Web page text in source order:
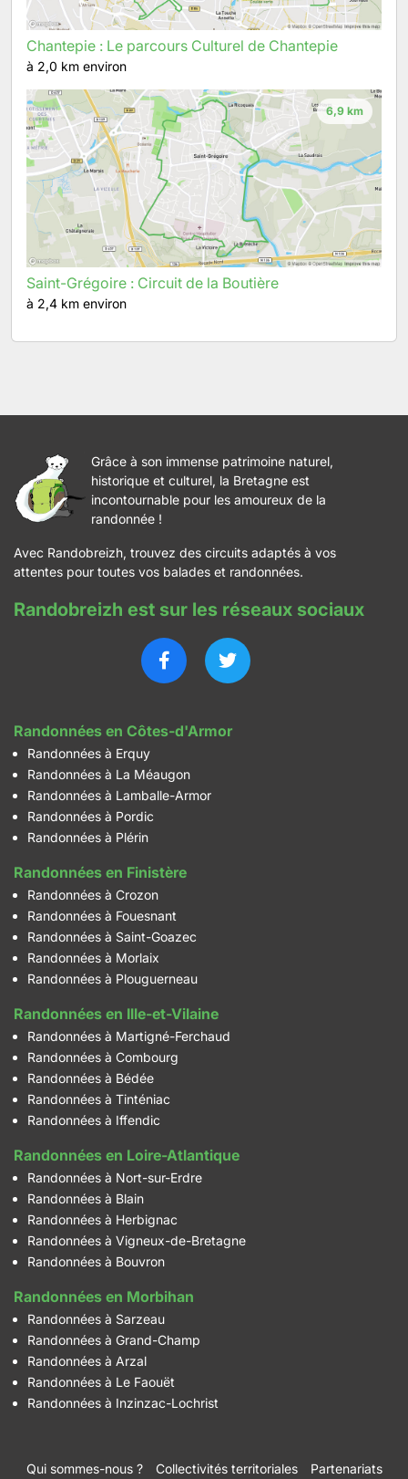
Chantepie : Le parcours Culturel de Chantepie
à 2,0 km environ
6,9 km
Saint-Grégoire : Circuit de la Boutière
à 2,4 km environ
Grâce à son immense patrimoine naturel,
historique et culturel, la Bretagne est
incontournable pour les amoureux de la
randonnée !
Avec Randobreizh, trouvez des circuits adaptés à vos
attentes pour toutes vos balades et randonnées.
Randobreizh est sur les réseaux sociaux
Randonnées en Côtes-d'Armor
Randonnées à Erquy
Randonnées à La Méaugon
Randonnées à Lamballe-Armor
Randonnées à Pordic
Randonnées à Plérin
Randonnées en Finistère
Randonnées à Crozon
Randonnées à Fouesnant
Randonnées à Saint-Goazec
Randonnées à Morlaix
Randonnées à Plouguerneau
Randonnées en Ille-et-Vilaine
Randonnées à Martigné-Ferchaud
Randonnées à Combourg
Randonnées à Bédée
Randonnées à Tinténiac
Randonnées à Iffendic
Randonnées en Loire-Atlantique
Randonnées à Nort-sur-Erdre
Randonnées à Blain
Randonnées à Herbignac
Randonnées à Vigneux-de-Bretagne
Randonnées à Bouvron
Randonnées en Morbihan
Randonnées à Sarzeau
Randonnées à Grand-Champ
Randonnées à Arzal
Randonnées à Le Faouët
Randonnées à Inzinzac-Lochrist
Qui sommes-nous ? Collectivités territoriales Partenariats